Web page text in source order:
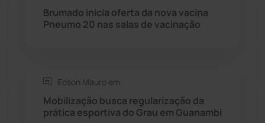
Rio do Pires
Seabra
Sebastião Laranjeiras (96)
Brumado inicia oferta da nova vacina
Pneumo 20 nas salas de vacinação
Edson Mauro em:
Mobilização busca regularização da
prática esportiva do Grau em Guanambi